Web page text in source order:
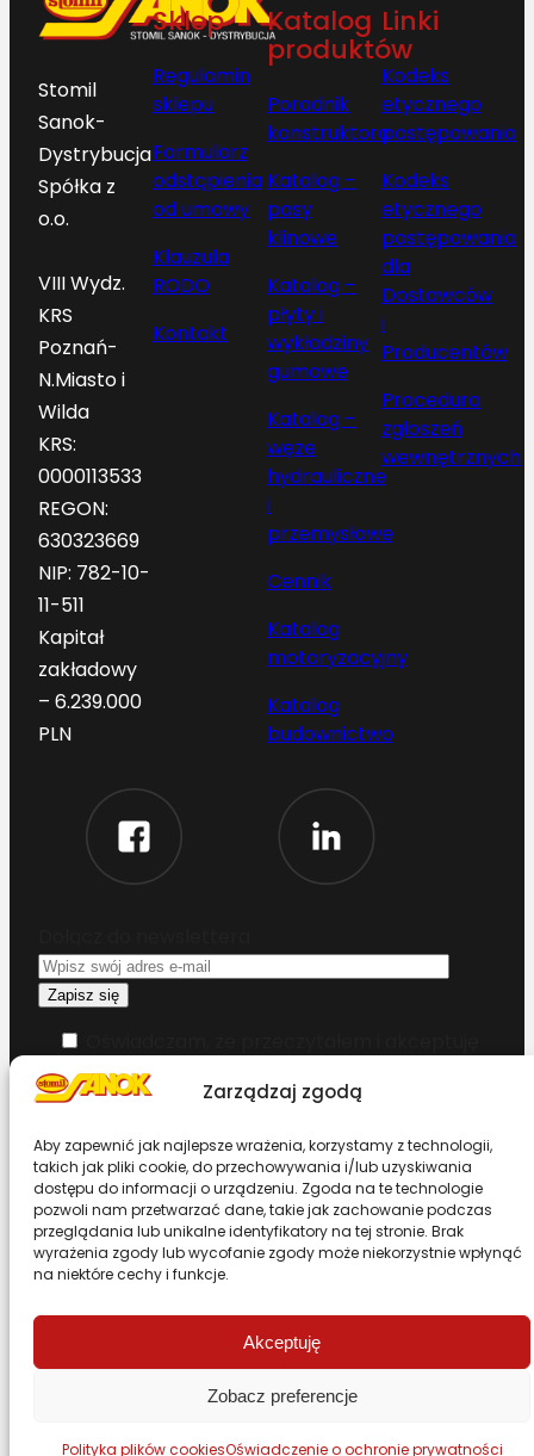
Zarządzaj zgodą
Aby zapewnić jak najlepsze wrażenia, korzystamy z technologii,
takich jak pliki cookie, do przechowywania i/lub uzyskiwania
dostępu do informacji o urządzeniu. Zgoda na te technologie
pozwoli nam przetwarzać dane, takie jak zachowanie podczas
przeglądania lub unikalne identyfikatory na tej stronie. Brak
wyrażenia zgody lub wycofanie zgody może niekorzystnie wpłynąć
na niektóre cechy i funkcje.
Akceptuję
Zobacz preferencje
Polityka plików cookiesOświadczenie o ochronie prywatności
Stomil
Sanok-
Dystrybucja
Spółka z
o.o.
VIII Wydz.
KRS
Poznań-
N.Miasto i
Wilda
KRS:
0000113533
REGON:
630323669
NIP: 782-10-
11-511
Kapitał
zakładowy
– 6.239.000
PLN
Sklep
Regulamin
sklepu
Formularz
odstąpienia
od umowy
Klauzula
RODO
Kontakt
Katalog
produktów
Poradnik
konstruktora
Katalog –
pasy
klinowe
Katalog –
płyty i
wykładziny
gumowe
Katalog –
węże
hydrauliczne
i
przemysłowe
Cennik
Katalog
motoryzacyjny
Katalog
budownictwo
Linki
Kodeks
etycznego
postępowania
Kodeks
etycznego
postępowania
dla
Dostawców
i
Producentów
Procedura
zgłoszeń
wewnętrznych
warunki korzystania z serwisu
Design & Code by Foxstudio.eu
Przewiń stronę do góry